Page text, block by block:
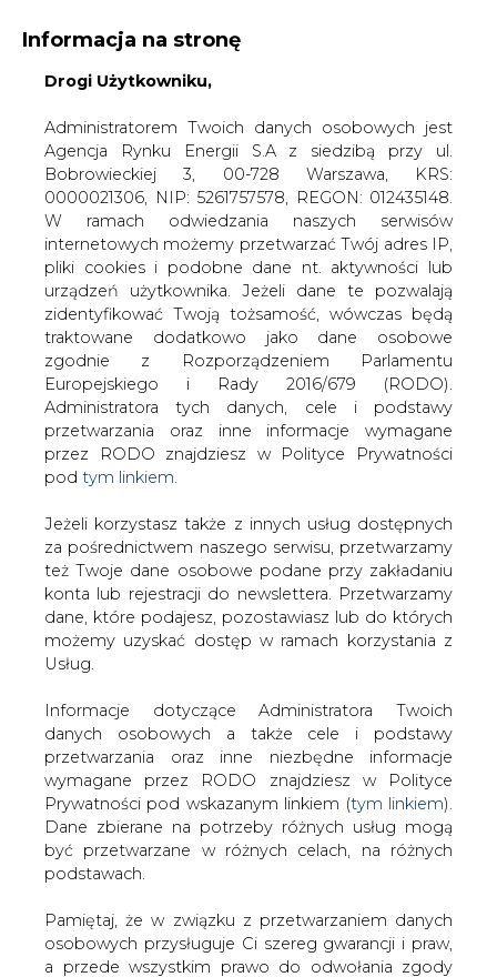
KONTAKT:
WIELKOŚĆ TEKSTU A A
ZALOGUJ SIĘ
WŁĄCZ CIRE.TV
Informacja na stronę
Drogi Użytkowniku,
Administratorem Twoich danych osobowych jest
Agencja Rynku Energii S.A z siedzibą przy ul.
Bobrowieckiej 3, 00-728 Warszawa, KRS:
0000021306, NIP: 5261757578, REGON: 012435148.
W ramach odwiedzania naszych serwisów
internetowych możemy przetwarzać Twój adres IP,
pliki cookies i podobne dane nt. aktywności lub
urządzeń użytkownika. Jeżeli dane te pozwalają
zidentyfikować Twoją tożsamość, wówczas będą
traktowane dodatkowo jako dane osobowe
zgodnie z Rozporządzeniem Parlamentu
Europejskiego i Rady 2016/679 (RODO).
Administratora tych danych, cele i podstawy
przetwarzania oraz inne informacje wymagane
przez RODO znajdziesz w Polityce Prywatności
pod tym linkiem.
Jeżeli korzystasz także z innych usług dostępnych
za pośrednictwem naszego serwisu, przetwarzamy
też Twoje dane osobowe podane przy zakładaniu
konta lub rejestracji do newslettera. Przetwarzamy
dane, które podajesz, pozostawiasz lub do których
możemy uzyskać dostęp w ramach korzystania z
Usług.
Informacje dotyczące Administratora Twoich
danych osobowych a także cele i podstawy
przetwarzania oraz inne niezbędne informacje
wymagane przez RODO znajdziesz w Polityce
Prywatności pod wskazanym linkiem (tym linkiem).
Dane zbierane na potrzeby różnych usług mogą
być przetwarzane w różnych celach, na różnych
podstawach.
Pamiętaj, że w związku z przetwarzaniem danych
osobowych przysługuje Ci szereg gwarancji i praw,
a przede wszystkim prawo do odwołania zgody
Strona główna / SERWIS INFORMACYJNY CIRE
Zmiany w Zarządzie ARE
2008-01-17 00:00
skomentuj
udostępnij:
Zmiany w Zarządzie ARE